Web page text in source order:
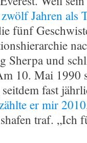
Jahren als
fünf
Sherpa und
10. Mai 1990
fast
er mir 2010
traf. „Ich